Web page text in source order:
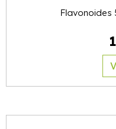
Flavonoides